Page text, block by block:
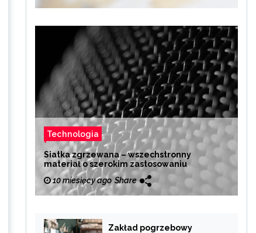
Technologia
Siatka zgrzewana – wszechstronny
materiał o szerokim zastosowaniu
10 miesięcy ago Share
Zakład pogrzebowy